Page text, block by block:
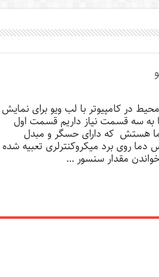
در کامپیوتر با لب ویو برای نمایش
به سه قسمت نیاز داریم قسمت اول
هستش که دارای حسگر و مبدل
روی برد میکروکنترلری تعبیه شده
مقدار سنسور …